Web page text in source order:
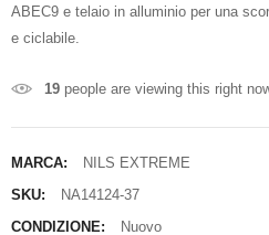
ABEC9 e telaio in alluminio per una
e ciclabile.
19 people are viewing this right
MARCA:
NILS EXTREME
SKU:
NA14124-37
CONDIZIONE:
Nuovo